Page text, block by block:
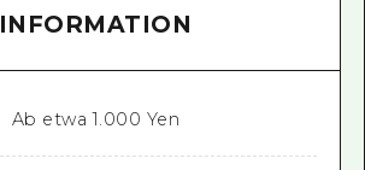
INFORMATION
Ab etwa 1.000 Yen